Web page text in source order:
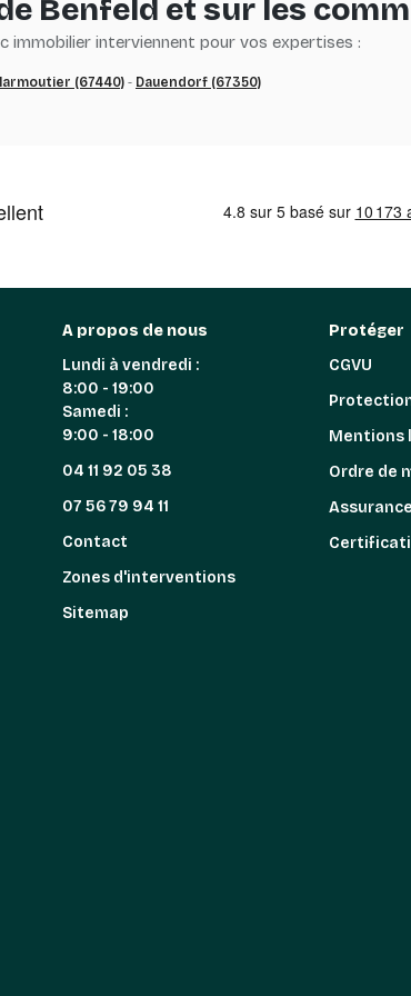
Benfeld et sur les
immobilier interviennent pour vos expertises :
(67440) - Dauendorf (67350)
A propos de nous
Lundi à vendredi :
8:00 - 19:00
Samedi :
9:00 - 18:00
04 11 92 05 38
07 56 79 94 11
Contact
Zones d'interventions
Sitemap
Protéger
CGVU
Mentions
Ordre de